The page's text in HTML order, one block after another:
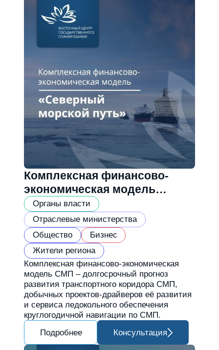
Комплексная финансово-
экономическая модель
«Северный морской путь»
Органы власти
Отраслевые министерства
Общество
Бизнес
Жители региона
Комплексная финансово-экономическая
модель СМП – долгосрочный прогноз
развития транспортного коридора СМП,
добычных проектов-драйверов её развития
и сервиса ледокольного обеспечения
круглогодичной навигации по СМП.
Подробнее
Консультация